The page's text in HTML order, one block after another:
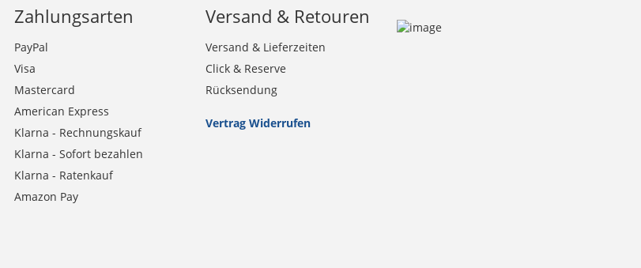
Zahlungsarten
PayPal
Visa
Mastercard
American Express
Klarna - Rechnungskauf
Klarna - Sofort bezahlen
Klarna - Ratenkauf
Amazon Pay
Versand & Retouren
Versand & Lieferzeiten
Click & Reserve
Rücksendung
Vertrag Widerrufen